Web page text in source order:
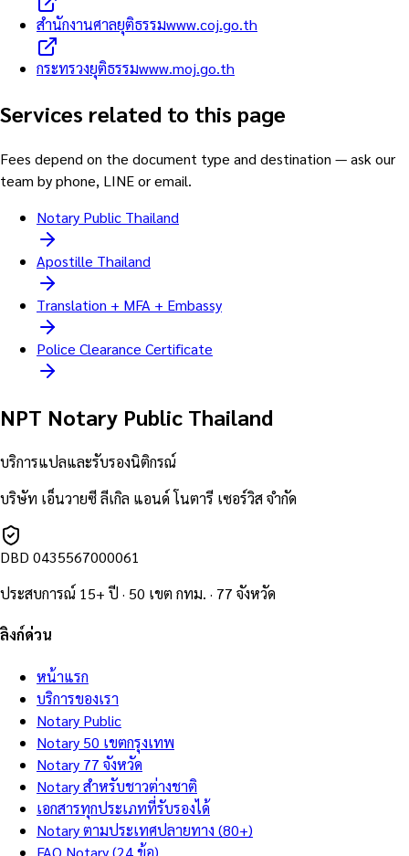
สำนักงานศาลยุติธรรมwww.coj.go.th
กระทรวงยุติธรรมwww.moj.go.th
Services related to this page
Fees depend on the document type and destination — ask our
team by phone, LINE or email.
Notary Public Thailand
Apostille Thailand
Translation + MFA + Embassy
Police Clearance Certificate
NPT Notary Public Thailand
บริการแปลและรับรองนิติกรณ์
บริษัท เอ็นวายซี ลีเกิล แอนด์ โนตารี เซอร์วิส จำกัด
DBD 0435567000061
ประสบการณ์ 15+ ปี · 50 เขต กทม. · 77 จังหวัด
ลิงก์ด่วน
หน้าแรก
บริการของเรา
Notary Public
Notary 50 เขตกรุงเทพ
Notary 77 จังหวัด
Notary สำหรับชาวต่างชาติ
เอกสารทุกประเภทที่รับรองได้
Notary ตามประเทศปลายทาง (80+)
FAQ Notary (24 ข้อ)